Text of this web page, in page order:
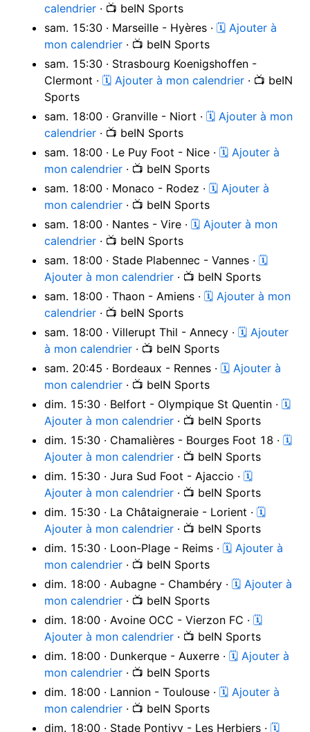
calendrier · 📺 beIN Sports
sam. 15:30 · Marseille - Hyères · 🗓 Ajouter à
mon calendrier · 📺 beIN Sports
sam. 15:30 · Strasbourg Koenigshoffen -
Clermont · 🗓 Ajouter à mon calendrier · 📺 beIN
Sports
sam. 18:00 · Granville - Niort · 🗓 Ajouter à mon
calendrier · 📺 beIN Sports
sam. 18:00 · Le Puy Foot - Nice · 🗓 Ajouter à
mon calendrier · 📺 beIN Sports
sam. 18:00 · Monaco - Rodez · 🗓 Ajouter à
mon calendrier · 📺 beIN Sports
sam. 18:00 · Nantes - Vire · 🗓 Ajouter à mon
calendrier · 📺 beIN Sports
sam. 18:00 · Stade Plabennec - Vannes · 🗓
Ajouter à mon calendrier · 📺 beIN Sports
sam. 18:00 · Thaon - Amiens · 🗓 Ajouter à mon
calendrier · 📺 beIN Sports
sam. 18:00 · Villerupt Thil - Annecy · 🗓 Ajouter
à mon calendrier · 📺 beIN Sports
sam. 20:45 · Bordeaux - Rennes · 🗓 Ajouter à
mon calendrier · 📺 beIN Sports
dim. 15:30 · Belfort - Olympique St Quentin · 🗓
Ajouter à mon calendrier · 📺 beIN Sports
dim. 15:30 · Chamalières - Bourges Foot 18 · 🗓
Ajouter à mon calendrier · 📺 beIN Sports
dim. 15:30 · Jura Sud Foot - Ajaccio · 🗓
Ajouter à mon calendrier · 📺 beIN Sports
dim. 15:30 · La Châtaigneraie - Lorient · 🗓
Ajouter à mon calendrier · 📺 beIN Sports
dim. 15:30 · Loon-Plage - Reims · 🗓 Ajouter à
mon calendrier · 📺 beIN Sports
dim. 18:00 · Aubagne - Chambéry · 🗓 Ajouter à
mon calendrier · 📺 beIN Sports
dim. 18:00 · Avoine OCC - Vierzon FC · 🗓
Ajouter à mon calendrier · 📺 beIN Sports
dim. 18:00 · Dunkerque - Auxerre · 🗓 Ajouter à
mon calendrier · 📺 beIN Sports
dim. 18:00 · Lannion - Toulouse · 🗓 Ajouter à
mon calendrier · 📺 beIN Sports
dim. 18:00 · Stade Pontivy - Les Herbiers · 🗓